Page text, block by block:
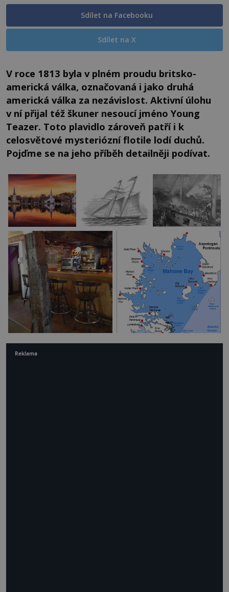
Sdílet na Facebooku
Sdílet na X
V roce 1813 byla v plném proudu britsko-
americká válka, označovaná i jako druhá
americká válka za nezávislost. Aktivní úlohu
v ní přijal též škuner nesoucí jméno Young
Teazer. Toto plavidlo zároveň patří i k
celosvětové mysteriózní flotile lodí duchů.
Pojďme se na jeho příběh detailněji podívat.
Reklama